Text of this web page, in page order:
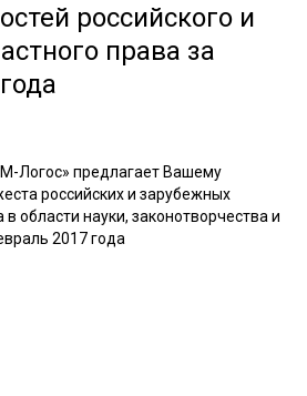
российского и
права за
Логос» предлагает Вашему
российских и зарубежных
в области науки, законотворчества и
2017 года